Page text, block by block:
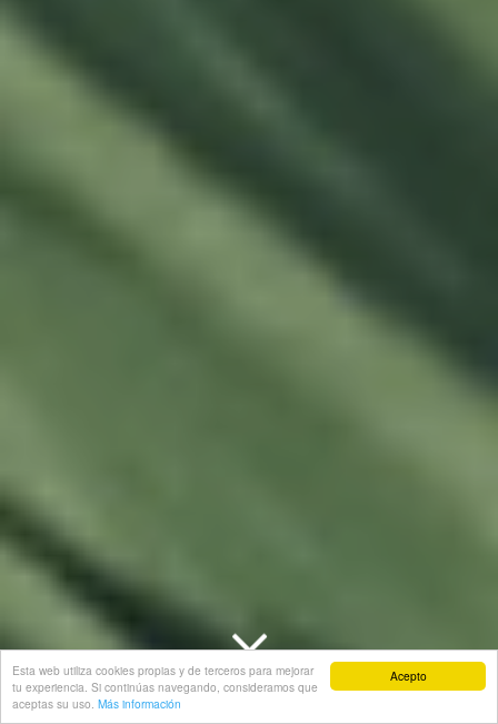
Acepto
Esta web utiliza cookies propias y de terceros para mejorar
tu experiencia. Si continúas navegando, consideramos que
aceptas su uso. Más información